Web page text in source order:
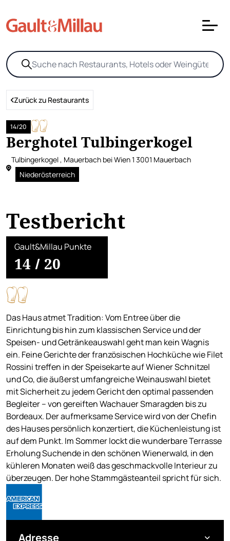
Zurück zu Restaurants
Berghotel Tulbingerkogel
14/20
Tulbingerkogel , Mauerbach bei Wien 1 3001 Mauerbach
Niederösterreich
Testbericht
Gault&Millau Punkte
14 / 20
Das Haus atmet Tradition: Vom Entree über die
Einrichtung bis hin zum klassischen Service und der
Speisen- und Getränkeauswahl geht man kein Wagnis
ein. Feine Gerichte der französischen Hochküche wie Filet
Rossini treffen in der Speisekarte auf Wiener Schnitzel
und Co, die äußerst umfangreiche Weinauswahl bietet
mit Sicherheit zu jedem Gericht den optimal passenden
Begleiter – von gereiften Wachauer Smaragden bis zu
Bordeaux. Der aufmerksame Service wird von der Chefin
des Hauses persönlich konzertiert, die Küchenleistung ist
auf dem Punkt. Im Sommer lockt die wunderbare Terrasse
Erholung Suchende in den schönen Wienerwald, in den
kühleren Monaten weiß das geschmackvolle Interieur zu
überzeugen. Der hohe Stammgästeanteil spricht für sich.
Adresse